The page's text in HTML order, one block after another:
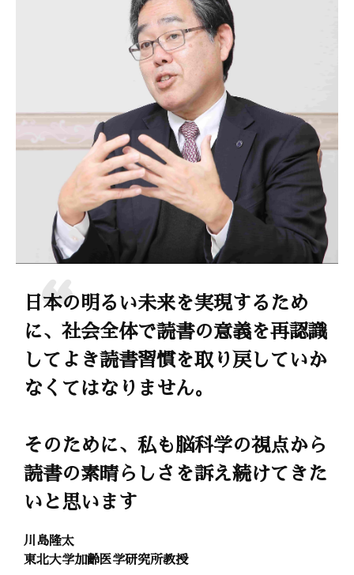
日本の明るい未来を実現するため
に、社会全体で読書の意義を再認識
してよき読書習慣を取り戻していか
なくてはなりません。
そのために、私も脳科学の視点から
読書の素晴らしさを訴え続けてきた
いと思います
川島隆太
東北大学加齢医学研究所教授